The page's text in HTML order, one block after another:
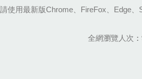
請使用最新版Chrome、FireFox、Edge、
全網瀏覽人次